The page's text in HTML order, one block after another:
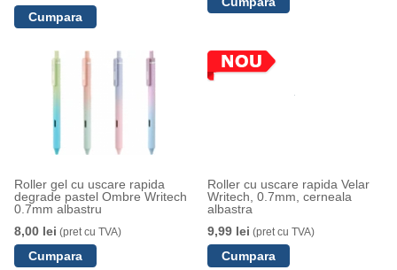
Roller gel cu uscare rapida
degrade pastel Ombre Writech
0.7mm albastru
8,00 lei (pret cu TVA)
Roller cu uscare rapida Velar
Writech, 0.7mm, cerneala
albastra
9,99 lei (pret cu TVA)